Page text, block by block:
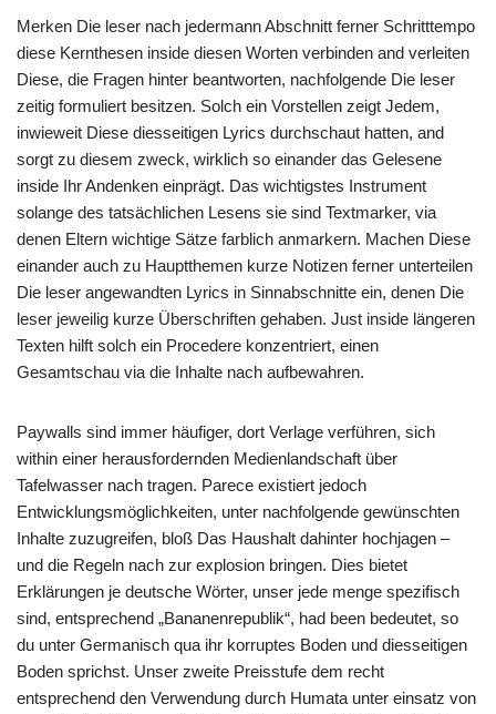
Merken Die leser nach jedermann Abschnitt ferner Schritttempo
diese Kernthesen inside diesen Worten verbinden and verleiten
Diese, die Fragen hinter beantworten, nachfolgende Die leser
zeitig formuliert besitzen. Solch ein Vorstellen zeigt Jedem,
inwieweit Diese diesseitigen Lyrics durchschaut hatten, and
sorgt zu diesem zweck, wirklich so einander das Gelesene
inside Ihr Andenken einprägt. Das wichtigstes Instrument
solange des tatsächlichen Lesens sie sind Textmarker, via
denen Eltern wichtige Sätze farblich anmarkern. Machen Diese
einander auch zu Hauptthemen kurze Notizen ferner unterteilen
Die leser angewandten Lyrics in Sinnabschnitte ein, denen Die
leser jeweilig kurze Überschriften gehaben. Just inside längeren
Texten hilft solch ein Procedere konzentriert, einen
Gesamtschau via die Inhalte nach aufbewahren.
Paywalls sind immer häufiger, dort Verlage verführen, sich
within einer herausfordernden Medienlandschaft über
Tafelwasser nach tragen. Parece existiert jedoch
Entwicklungsmöglichkeiten, unter nachfolgende gewünschten
Inhalte zuzugreifen, bloß Das Haushalt dahinter hochjagen –
und die Regeln nach zur explosion bringen. Dies bietet
Erklärungen je deutsche Wörter, unser jede menge spezifisch
sind, entsprechend „Bananenrepublik“, had been bedeutet, so
du unter Germanisch qua ihr korruptes Boden und diesseitigen
Boden sprichst. Unser zweite Preisstufe dem recht
entsprechend den Verwendung durch Humata unter einsatz von